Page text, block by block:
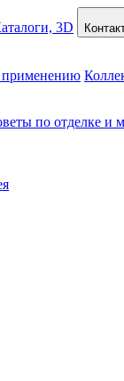
3D
по отделке и